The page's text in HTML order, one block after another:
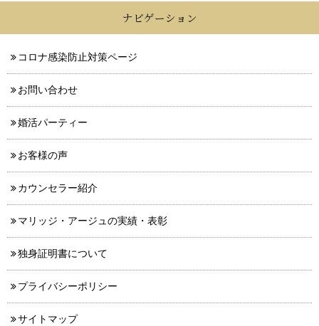
ナビゲーション
コロナ感染防止対策ページ
お問い合わせ
婚活パーティー
お客様の声
カウンセラー紹介
マリッジ・アージュの実績・表彰
独身証明書について
プライバシーポリシー
サイトマップ